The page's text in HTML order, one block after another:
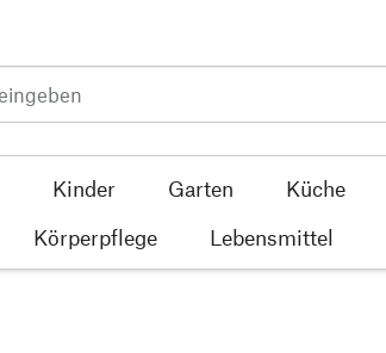
Kinder Garten Küche
Körperpflege Lebensmittel